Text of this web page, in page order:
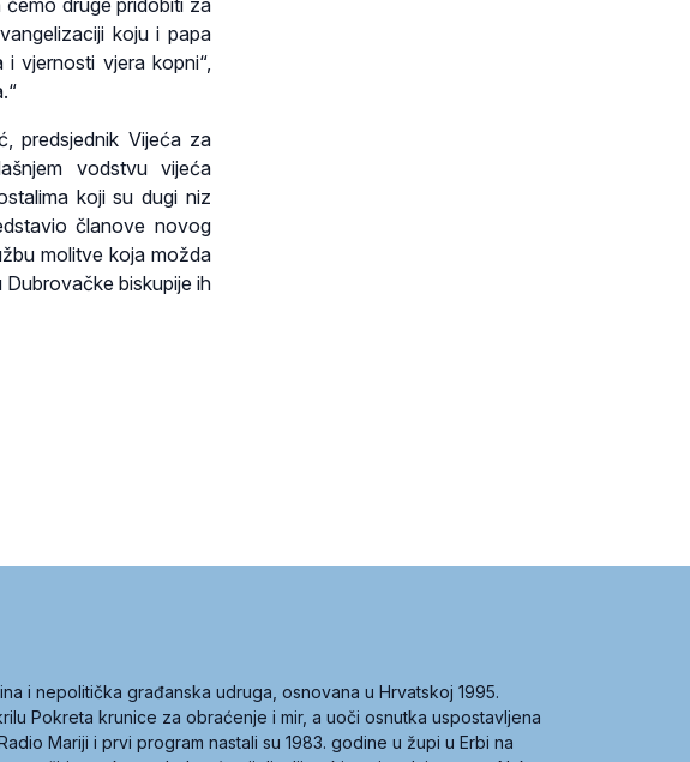
koju i papa
vjernosti vjera kopni“,
predsjednik Vijeća za
vodstvu vijeća
koji su dugi niz
članove novog
molitve koja možda
Dubrovačke biskupije ih
i nepolitička građanska udruga, osnovana u Hrvatskoj 1995.
Pokreta krunice za obraćenje i mir, a uoči osnutka uspostavljena
Mariji i prvi program nastali su 1983. godine u župi u Erbi na